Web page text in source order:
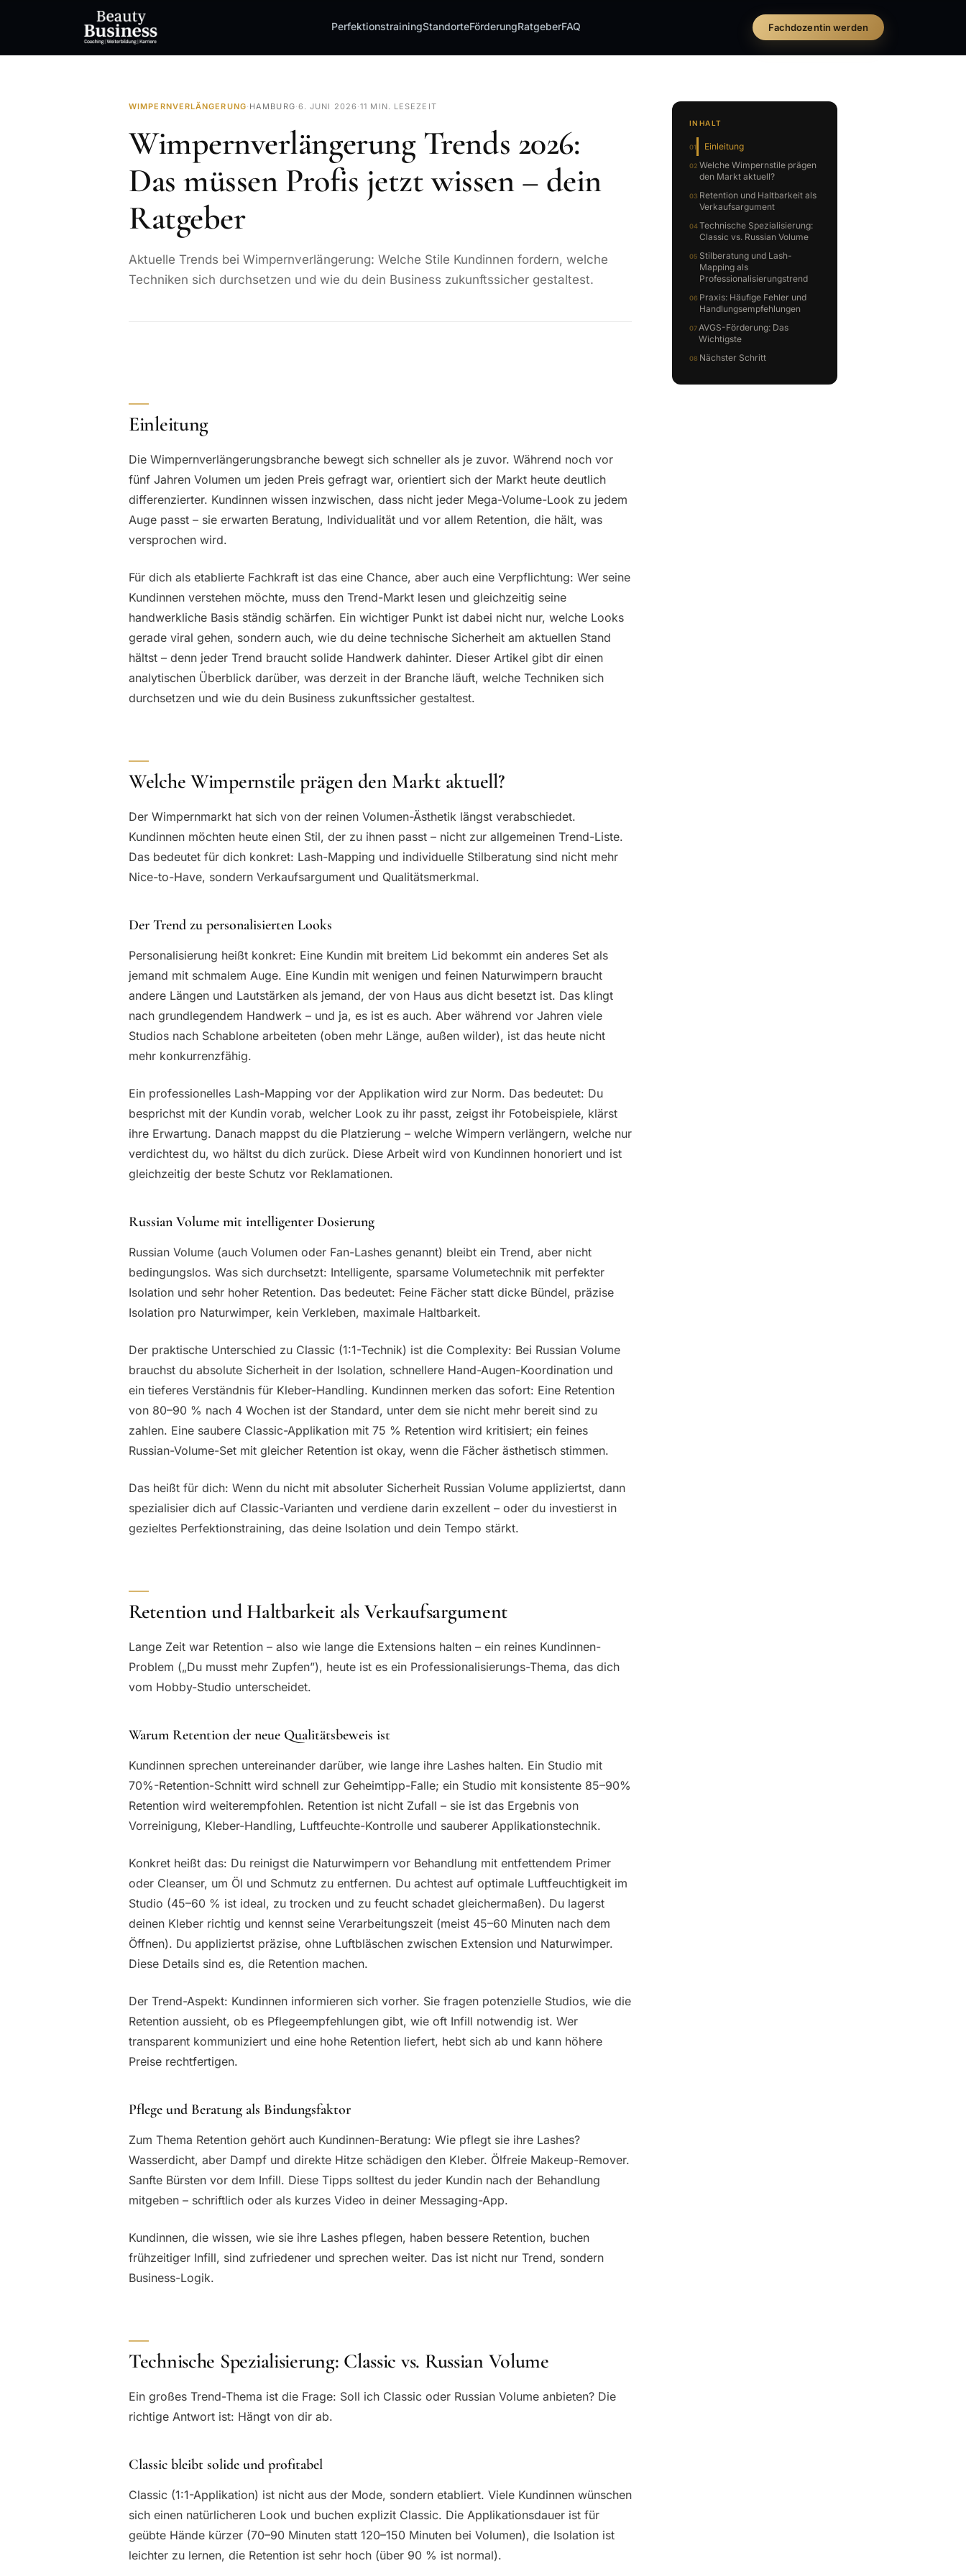
PerfektionstrainingStandorteFörderungRatgeberFAQ Fachdozentin werden
WIMPERNVERLÄNGERUNG· HAMBURG·6. JUNI 2026 ·11 MIN. LESEZEIT
Wimpernverlängerung Trends 2026:
Das müssen Profis jetzt wissen – dein
Ratgeber
Aktuelle Trends bei Wimpernverlängerung: Welche Stile Kundinnen fordern, welche
Techniken sich durchsetzen und wie du dein Business zukunftssicher gestaltest.
Einleitung
Die Wimpernverlängerungsbranche bewegt sich schneller als je zuvor. Während noch vor
fünf Jahren Volumen um jeden Preis gefragt war, orientiert sich der Markt heute deutlich
differenzierter. Kundinnen wissen inzwischen, dass nicht jeder Mega-Volume-Look zu jedem
Auge passt – sie erwarten Beratung, Individualität und vor allem Retention, die hält, was
versprochen wird.
Für dich als etablierte Fachkraft ist das eine Chance, aber auch eine Verpflichtung: Wer seine
Kundinnen verstehen möchte, muss den Trend-Markt lesen und gleichzeitig seine
handwerkliche Basis ständig schärfen. Ein wichtiger Punkt ist dabei nicht nur, welche Looks
gerade viral gehen, sondern auch, wie du deine technische Sicherheit am aktuellen Stand
hältst – denn jeder Trend braucht solide Handwerk dahinter. Dieser Artikel gibt dir einen
analytischen Überblick darüber, was derzeit in der Branche läuft, welche Techniken sich
durchsetzen und wie du dein Business zukunftssicher gestaltest.
Welche Wimpernstile prägen den Markt aktuell?
Der Wimpernmarkt hat sich von der reinen Volumen-Ästhetik längst verabschiedet.
Kundinnen möchten heute einen Stil, der zu ihnen passt – nicht zur allgemeinen Trend-Liste.
Das bedeutet für dich konkret: Lash-Mapping und individuelle Stilberatung sind nicht mehr
Nice-to-Have, sondern Verkaufsargument und Qualitätsmerkmal.
Der Trend zu personalisierten Looks
Personalisierung heißt konkret: Eine Kundin mit breitem Lid bekommt ein anderes Set als
jemand mit schmalem Auge. Eine Kundin mit wenigen und feinen Naturwimpern braucht
andere Längen und Lautstärken als jemand, der von Haus aus dicht besetzt ist. Das klingt
nach grundlegendem Handwerk – und ja, es ist es auch. Aber während vor Jahren viele
Studios nach Schablone arbeiteten (oben mehr Länge, außen wilder), ist das heute nicht
mehr konkurrenzfähig.
Ein professionelles Lash-Mapping vor der Applikation wird zur Norm. Das bedeutet: Du
besprichst mit der Kundin vorab, welcher Look zu ihr passt, zeigst ihr Fotobeispiele, klärst
ihre Erwartung. Danach mappst du die Platzierung – welche Wimpern verlängern, welche nur
verdichtest du, wo hältst du dich zurück. Diese Arbeit wird von Kundinnen honoriert und ist
gleichzeitig der beste Schutz vor Reklamationen.
Russian Volume mit intelligenter Dosierung
Russian Volume (auch Volumen oder Fan-Lashes genannt) bleibt ein Trend, aber nicht
bedingungslos. Was sich durchsetzt: Intelligente, sparsame Volumetechnik mit perfekter
Isolation und sehr hoher Retention. Das bedeutet: Feine Fächer statt dicke Bündel, präzise
Isolation pro Naturwimper, kein Verkleben, maximale Haltbarkeit.
Der praktische Unterschied zu Classic (1:1-Technik) ist die Complexity: Bei Russian Volume
brauchst du absolute Sicherheit in der Isolation, schnellere Hand-Augen-Koordination und
ein tieferes Verständnis für Kleber-Handling. Kundinnen merken das sofort: Eine Retention
von 80–90 % nach 4 Wochen ist der Standard, unter dem sie nicht mehr bereit sind zu
zahlen. Eine saubere Classic-Applikation mit 75 % Retention wird kritisiert; ein feines
Russian-Volume-Set mit gleicher Retention ist okay, wenn die Fächer ästhetisch stimmen.
Das heißt für dich: Wenn du nicht mit absoluter Sicherheit Russian Volume appliziertst, dann
spezialisier dich auf Classic-Varianten und verdiene darin exzellent – oder du investierst in
gezieltes Perfektionstraining, das deine Isolation und dein Tempo stärkt.
Retention und Haltbarkeit als Verkaufsargument
Lange Zeit war Retention – also wie lange die Extensions halten – ein reines Kundinnen-
Problem („Du musst mehr Zupfen”), heute ist es ein Professionalisierungs-Thema, das dich
vom Hobby-Studio unterscheidet.
Warum Retention der neue Qualitätsbeweis ist
Kundinnen sprechen untereinander darüber, wie lange ihre Lashes halten. Ein Studio mit
70%-Retention-Schnitt wird schnell zur Geheimtipp-Falle; ein Studio mit konsistente 85–90%
Retention wird weiterempfohlen. Retention ist nicht Zufall – sie ist das Ergebnis von
Vorreinigung, Kleber-Handling, Luftfeuchte-Kontrolle und sauberer Applikationstechnik.
Konkret heißt das: Du reinigst die Naturwimpern vor Behandlung mit entfettendem Primer
oder Cleanser, um Öl und Schmutz zu entfernen. Du achtest auf optimale Luftfeuchtigkeit im
Studio (45–60 % ist ideal, zu trocken und zu feucht schadet gleichermaßen). Du lagerst
deinen Kleber richtig und kennst seine Verarbeitungszeit (meist 45–60 Minuten nach dem
Öffnen). Du appliziertst präzise, ohne Luftbläschen zwischen Extension und Naturwimper.
Diese Details sind es, die Retention machen.
Der Trend-Aspekt: Kundinnen informieren sich vorher. Sie fragen potenzielle Studios, wie die
Retention aussieht, ob es Pflegeempfehlungen gibt, wie oft Infill notwendig ist. Wer
transparent kommuniziert und eine hohe Retention liefert, hebt sich ab und kann höhere
Preise rechtfertigen.
Pflege und Beratung als Bindungsfaktor
Zum Thema Retention gehört auch Kundinnen-Beratung: Wie pflegt sie ihre Lashes?
Wasserdicht, aber Dampf und direkte Hitze schädigen den Kleber. Ölfreie Makeup-Remover.
Sanfte Bürsten vor dem Infill. Diese Tipps solltest du jeder Kundin nach der Behandlung
mitgeben – schriftlich oder als kurzes Video in deiner Messaging-App.
Kundinnen, die wissen, wie sie ihre Lashes pflegen, haben bessere Retention, buchen
frühzeitiger Infill, sind zufriedener und sprechen weiter. Das ist nicht nur Trend, sondern
Business-Logik.
Technische Spezialisierung: Classic vs. Russian Volume
Ein großes Trend-Thema ist die Frage: Soll ich Classic oder Russian Volume anbieten? Die
richtige Antwort ist: Hängt von dir ab.
Classic bleibt solide und profitabel
Classic (1:1-Applikation) ist nicht aus der Mode, sondern etabliert. Viele Kundinnen wünschen
sich einen natürlicheren Look und buchen explizit Classic. Die Applikationsdauer ist für
geübte Hände kürzer (70–90 Minuten statt 120–150 Minuten bei Volumen), die Isolation ist
leichter zu lernen, die Retention ist sehr hoch (über 90 % ist normal).
INHALT
Einleitung
Welche Wimpernstile prägen
den Markt aktuell?
Retention und Haltbarkeit als
Verkaufsargument
Technische Spezialisierung:
Classic vs. Russian Volume
Stilberatung und Lash-
Mapping als
Professionalisierungstrend
Praxis: Häufige Fehler und
Handlungsempfehlungen
AVGS-Förderung: Das
Wichtigste
Nächster Schritt